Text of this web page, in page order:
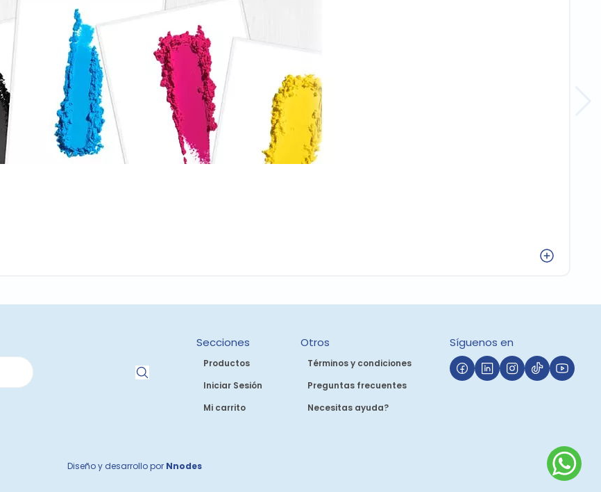
Secciones
Productos
Iniciar Sesión
Mi carrito
Otros
Términos y condiciones
Preguntas frecuentes
Necesitas ayuda?
Síguenos en
Diseño y desarrollo por Nnodes